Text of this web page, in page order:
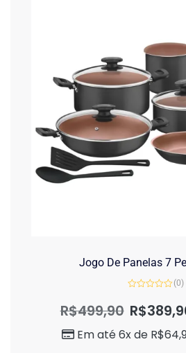
Jogo De Panelas 7
de
(0)
R$499,90 R$
Em até 6x de R$